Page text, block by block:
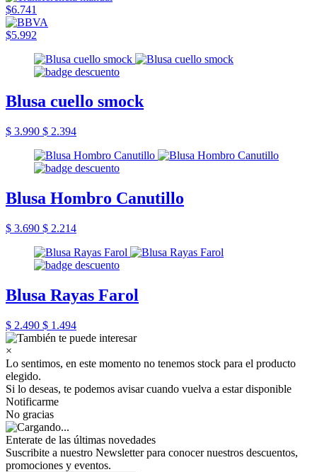
$6.741
$5.992
Blusa cuello smock
$ 3.990 $ 2.394
Blusa Hombro Canutillo
$ 3.690 $ 2.214
Blusa Rayas Farol
$ 2.490 $ 1.494
×
Lo sentimos, en este momento no tenemos stock para el producto
elegido.
Si lo deseas, te podemos avisar cuando vuelva a estar disponible
Notificarme
No gracias
Enterate de las últimas novedades
Suscribite a nuestro Newsletter para conocer nuestros descuentos,
promociones y eventos.